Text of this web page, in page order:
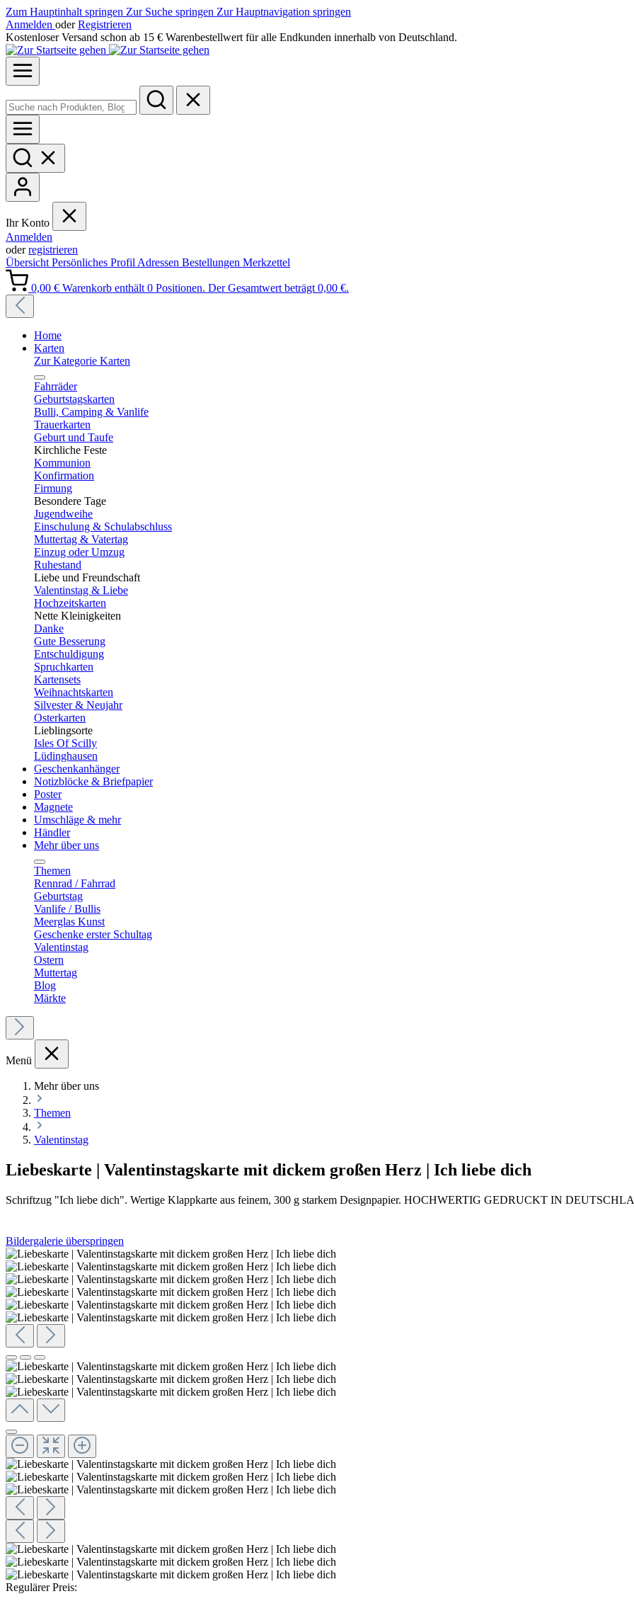
Zum Hauptinhalt springen Zur Suche springen Zur Hauptnavigation springen
Anmelden oder Registrieren
Kostenloser Versand schon ab 15 € Warenbestellwert für alle Endkunden innerhalb von Deutschland.
Ihr Konto
Anmelden
oderregistrieren
Übersicht Persönliches Profil Adressen Bestellungen Merkzettel
0,00 € Warenkorb enthält 0 Positionen. Der Gesamtwert beträgt 0,00 €.
Home
Karten
Zur Kategorie Karten
Fahrräder
Geburtstagskarten
Bulli, Camping & Vanlife
Trauerkarten
Geburt und Taufe
Kirchliche Feste
Kommunion
Konfirmation
Firmung
Besondere Tage
Jugendweihe
Einschulung & Schulabschluss
Muttertag & Vatertag
Einzug oder Umzug
Ruhestand
Liebe und Freundschaft
Valentinstag & Liebe
Hochzeitskarten
Nette Kleinigkeiten
Danke
Gute Besserung
Entschuldigung
Spruchkarten
Kartensets
Weihnachtskarten
Silvester & Neujahr
Osterkarten
Lieblingsorte
Isles Of Scilly
Lüdinghausen
Geschenkanhänger
Notizblöcke & Briefpapier
Poster
Magnete
Umschläge & mehr
Händler
Mehr über uns
Themen
Rennrad / Fahrrad
Geburtstag
Vanlife / Bullis
Meerglas Kunst
Geschenke erster Schultag
Valentinstag
Ostern
Muttertag
Blog
Märkte
Menü
Mehr über uns
Themen
Valentinstag
Liebeskarte | Valentinstagskarte mit dickem großen Herz | Ich liebe dich
Schriftzug "Ich liebe dich". Wertige Klappkarte aus feinem, 300 g starkem Designpapier. HOCHWERTIG GEDRUCKT IN
Bildergalerie überspringen
Regulärer Preis: